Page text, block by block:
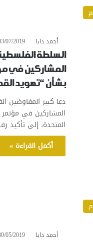
أحمد دابا 07/2019
السلطة
المشاركين في
بشأن “تهويد
دعا كبير المفاوضين
المشاركين في مؤتمر
المتحدة، إلى
أكمل القراءة »
أحمد دابا 05/2019